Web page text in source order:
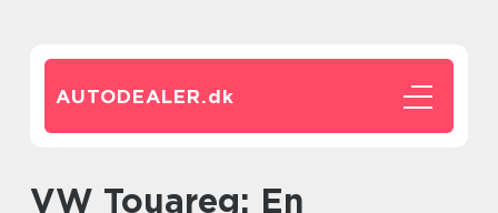
AUTODEALER.dk
VW Touareg: En